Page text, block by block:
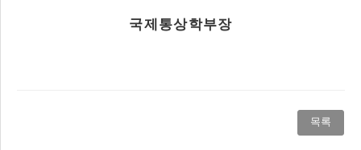
국제통상학부장
목록